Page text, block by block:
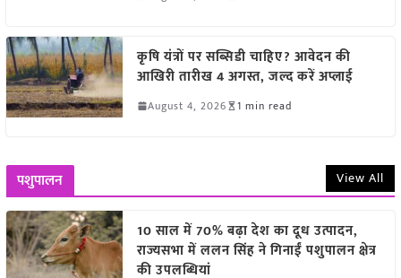
कृषि यंत्रों पर सब्सिडी चाहिए? आवेदन की
आखिरी तारीख 4 अगस्त, जल्द करें अप्लाई
August 4, 2026 1 min read
पशुपालन View All
10 साल में 70% बढ़ा देश का दूध उत्पादन,
राज्यसभा में ललन सिंह ने गिनाईं पशुपालन क्षेत्र
की उपलब्धियां